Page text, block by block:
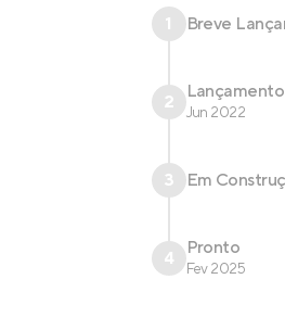
1 Breve
2 Lançamento
Jun 2022
3 Em
4 Pronto
Fev 2025